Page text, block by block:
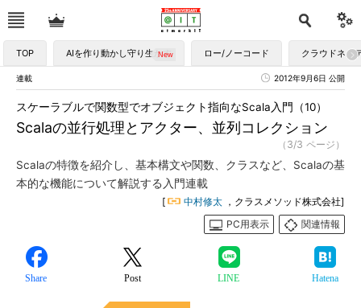
TOP AIを作り動かし守り生かす ロー/ノーコード クラウドネイ
連載 2012年9月6日 公開
Scalaの並行処理とアクター、並列コレクション
スケーラブルで関数型でオブジェクト指向なScala入門（10）
（3/3 ページ）
Scalaの特徴を紹介し、基本構文や関数、クラスなど、Scalaの基
本的な機能について解説する入門連載
[ 中村修太 ，クラスメソッド株式会社]
PC用表示
関連情報
Share Post LINE Hatena